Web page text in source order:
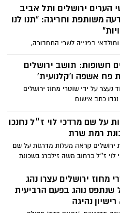
לילה להשלמת הסדרי התנועה
במנהרה, כחלק מהשלב האחרון
הערים ירושלים ותל אביב
משותפת וחריגה: "תנו לנו
וחולדאי בפנייה לשרי התחבורה,
והביטחון הלאומי: ״העניקו
העירוניים סמכויות לאכוף את החוק
על כניסת רכבים לצומת חסום"
חשופות: תושב ירושלים
פח אשפה ו'קלנועית'
נעצר על ידי שוטרי מחוז ירושלים
נגדו כתב אישום
על שם מרדכי לוי ז״ל נחנכו
רמת שרת
ירושלים קראה מעלות מדרגות על שם
לוי ז״ל ברחוב משה זילברג בשכונת
מחוז ירושלים עצרו נהג
שנתפס נוהג בפעם הרביעית
נהיגה